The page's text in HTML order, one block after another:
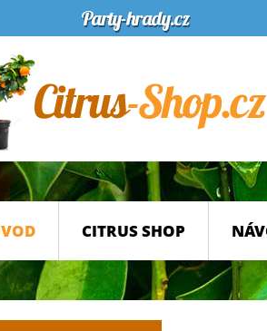
CITRUS SHOP